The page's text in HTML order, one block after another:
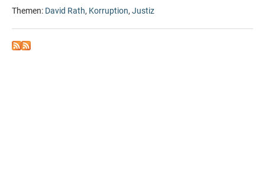
Themen: David Rath, Korruption, Justiz